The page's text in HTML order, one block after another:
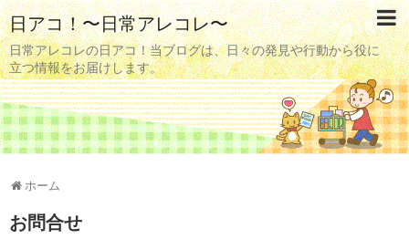
日アコ！〜日常アレコレ〜
日常アレコレの日アコ！当ブログは、日々の発見や行動から役に
立つ情報をお届けします。
ホーム
お問合せ